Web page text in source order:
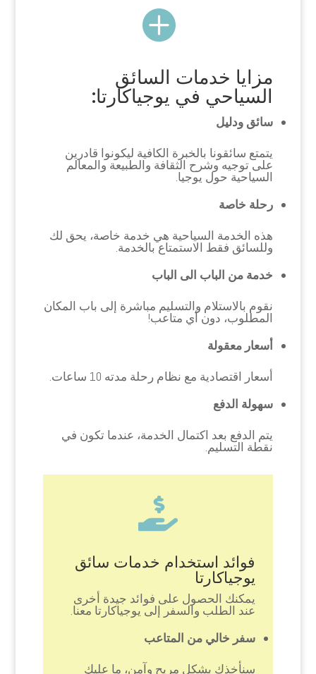

مزايا خدمات السائق
السياحي في يوجياكارتا:
سائق ودليل
يتمتع سائقونا بالخبرة الكافية ليكونوا قادرين
على توجيه وشرح الثقافة والطبيعة والمعالم
السياحية حول يوجيا.
رحلة خاصة
هذه الخدمة السياحية هي خدمة خاصة، يحق لك
وللسائق فقط الاستمتاع بالخدمة.
خدمة من الباب الى الباب
نقوم بالاستلام والتسليم مباشرة إلى باب المكان
المطلوب، دون أي متاعب!
أسعار معقولة
أسعار اقتصادية مع نظام رحلة مدته 10 ساعات.
سهولة الدفع
يتم الدفع بعد اكتمال الخدمة، عندما تكون في
نقطة التسليم.

فوائد استخدام خدمات سائق
يوجياكارتا
يمكنك الحصول على فوائد جيدة أخرى
عند الطلب والسفر إلى يوجياكارتا معنا.
سفر خالي من المتاعب
سنأخذك بشكل مريح وآمن، ما عليك